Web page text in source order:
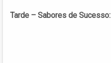
Tarde – Sabores de Sucesso: